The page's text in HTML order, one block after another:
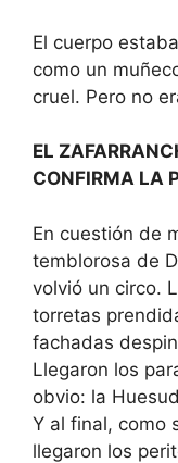
El cuerpo
como un
cruel. Pero no
EL
CONFIRMA LA
En cuestión de
temblorosa de
volvió un circo.
torretas
fachadas
Llegaron los
obvio: la
Y al final, como
llegaron los